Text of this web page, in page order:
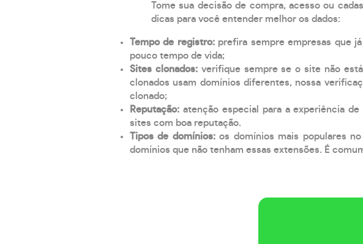
Tome sua decisão de compra, acesso ou
dicas para você entender melhor os dados:
Tempo de registro: prefira sempre empresas que
pouco tempo de vida;
Sites clonados: verifique sempre se o site não
clonados usam domínios diferentes, nossa
clonado;
Reputação: atenção especial para a experiência
sites com boa reputação.
Tipos de domínios:os domínios mais populares
domínios que não tenham essas extensões. É